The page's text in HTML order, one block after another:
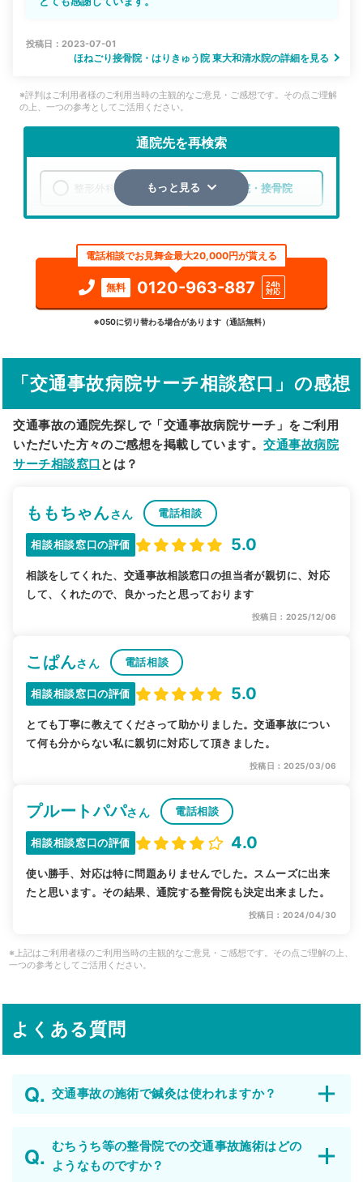
投稿日：2023-07-01
ほねごり接骨院・はりきゅう院 東大和清水院の詳細を見る
※評判はご利用者様のご利用当時の主観的なご意見・ご感想です。その点ご理解
の上、一つの参考としてご活用ください。
通院先を再検索
整形外科 整骨院・接骨院
検索する
詳細条件で絞り込む
駅から探す 院名から探す
もっと見る
電話相談でお見舞金最大20,000円が貰える
無料 0120-963-887
24h
対応
※050に切り替わる場合があります（通話無料）
「交通事故病院サーチ相談窓口」の感想
交通事故の通院先探しで「交通事故病院サーチ」をご利用
いただいた方々のご感想を掲載しています。交通事故病院
サーチ相談窓口 とは？
ももちゃんさん 電話相談
相談相談窓口の評価 5.0
相談をしてくれた、交通事故相談窓口の担当者が親切に、対応
して、くれたので、良かったと思っております
投稿日：2025/12/06
こぱんさん 電話相談
相談相談窓口の評価 5.0
とても丁寧に教えてくださって助かりました。交通事故につい
て何も分からない私に親切に対応して頂きました。
投稿日：2025/03/06
プルートパパさん 電話相談
相談相談窓口の評価 4.0
使い勝手、対応は特に問題ありませんでした。スムーズに出来
たと思います。その結果、通院する整骨院も決定出来ました。
投稿日：2024/04/30
※上記はご利用者様のご利用当時の主観的なご意見・ご感想です。その点ご理解の上、
一つの参考としてご活用ください。
よくある質問
交通事故の施術で鍼灸は使われますか？
むちうち等の整骨院での交通事故施術はどの
ようなものですか？